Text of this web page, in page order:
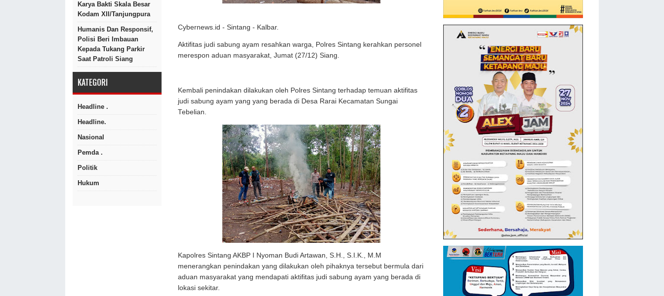
Karya Bakti Skala Besar
Kodam XII/Tanjungpura
Humanis Dan Responsif,
Polisi Beri Imbauan
Kepada Tukang Parkir
Saat Patroli Siang
KATEGORI
Headline .
Headline.
Nasional
Pemda .
Politik
Hukum
Cybernews.id - Sintang - Kalbar.
Aktifitas judi sabung ayam resahkan warga, Polres Sintang kerahkan personel
merespon aduan masyarakat, Jumat (27/12) Siang.
Kembali penindakan dilakukan oleh Polres Sintang terhadap temuan aktifitas
judi sabung ayam yang yang berada di Desa Rarai Kecamatan Sungai
Tebelian.
Kapolres Sintang AKBP I Nyoman Budi Artawan, S.H., S.I.K., M.M
menerangkan penindakan yang dilakukan oleh pihaknya tersebut bermula dari
aduan masyarakat yang mendapati aktifitas judi sabung ayam yang berada di
lokasi sekitar.